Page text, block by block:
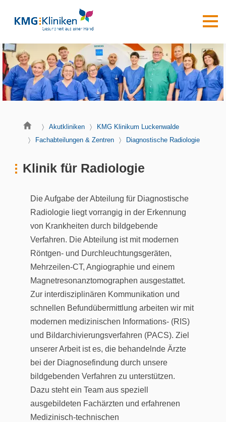
Akutkliniken
KMG Klinikum Luckenwalde
Fachabteilungen & Zentren
Diagnostische Radiologie
Klinik für Radiologie
Die Aufgabe der Abteilung für Diagnostische
Radiologie liegt vorrangig in der Erkennung
von Krankheiten durch bildgebende
Verfahren. Die Abteilung ist mit modernen
Röntgen- und Durchleuchtungsgeräten,
Mehrzeilen-CT, Angiographie und einem
Magnetresonanztomographen ausgestattet.
Zur interdisziplinären Kommunikation und
schnellen Befundübermittlung arbeiten wir mit
modernen medizinischen Informations- (RIS)
und Bildarchivierungsverfahren (PACS). Ziel
unserer Arbeit ist es, die behandelnde Ärzte
bei der Diagnosefindung durch unsere
bildgebenden Verfahren zu unterstützen.
Dazu steht ein Team aus speziell
ausgebildeten Fachärzten und erfahrenen
Medizinisch-technischen